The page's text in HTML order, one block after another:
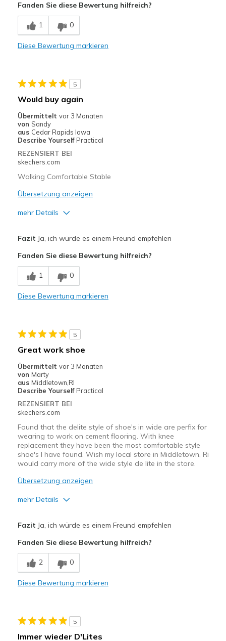
Breathe Well
Comfortable
Geeignete Verwendung
Width
Feels true to width
Sizing
Feels true to size
View On Shoes
Fanden Sie diese Bewertung hilfreich?
1 0
Diese Bewertung markieren
5
Would buy again
Übermittelt vor 3 Monaten
von Sandy
aus Cedar Rapids Iowa
Describe Yourself Practical
REZENSIERT BEI
skechers.com
Walking Comfortable Stable
Übersetzung anzeigen
mehr Details
Breathe Well
Durable
Casual Wear
Special Occasions
Sizing
Feels half size too small
View On Shoes
Shoes are for Wearing
Fazit Ja, ich würde es einem Freund empfehlen
Fanden Sie diese Bewertung hilfreich?
1 0
Diese Bewertung markieren
5
Great work shoe
Übermittelt vor 3 Monaten
von Marty
aus Middletown,RI
Describe Yourself Practical
REZENSIERT BEI
skechers.com
Found that the delite style of shoe's in wide are perfix for
wearing to work on cement flooring. With knee
replacement they have been the most comfortable style
shoe's I have found. Wish my local store in Middletown, Ri
would carry more of the wide style de lite in the store.
Übersetzung anzeigen
mehr Details
Breathe Well
Comfortable
Geeignete Verwendung
Fazit Ja, ich würde es einem Freund empfehlen
Fanden Sie diese Bewertung hilfreich?
2 0
Diese Bewertung markieren
5
Immer wieder D'Lites